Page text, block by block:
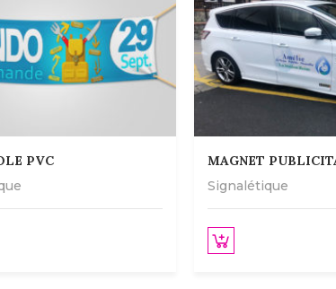
PVC
MAGNET
Signalétique